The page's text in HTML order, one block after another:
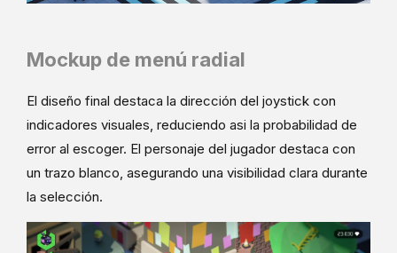
Mockup de menú radial
El diseño final destaca la dirección del joystick con
indicadores visuales, reduciendo asi la probabilidad de
error al escoger. El personaje del jugador destaca con
un trazo blanco, asegurando una visibilidad clara durante
la selección.